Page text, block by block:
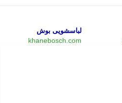
لباسشویی بوش
khanebosch.com